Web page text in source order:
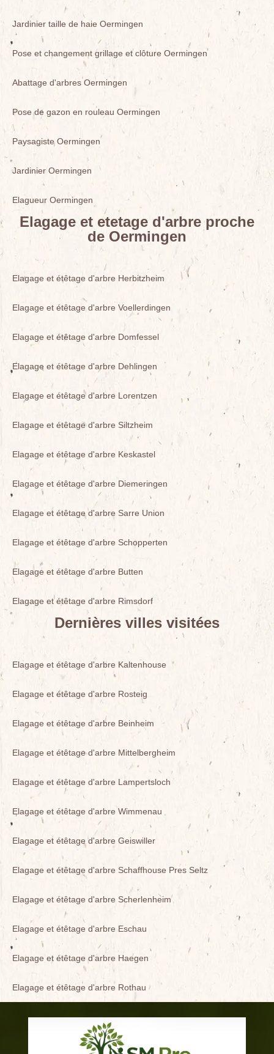
Jardinier taille de haie Oermingen
Pose et changement grillage et clôture Oermingen
Abattage d'arbres Oermingen
Pose de gazon en rouleau Oermingen
Paysagiste Oermingen
Jardinier Oermingen
Elagueur Oermingen
Elagage et etetage d'arbre proche
de Oermingen
Elagage et étêtage d'arbre Herbitzheim
Elagage et étêtage d'arbre Voellerdingen
Elagage et étêtage d'arbre Domfessel
Elagage et étêtage d'arbre Dehlingen
Elagage et étêtage d'arbre Lorentzen
Elagage et étêtage d'arbre Siltzheim
Elagage et étêtage d'arbre Keskastel
Elagage et étêtage d'arbre Diemeringen
Elagage et étêtage d'arbre Sarre Union
Elagage et étêtage d'arbre Schopperten
Elagage et étêtage d'arbre Butten
Elagage et étêtage d'arbre Rimsdorf
Dernières villes visitées
Elagage et étêtage d'arbre Kaltenhouse
Elagage et étêtage d'arbre Rosteig
Elagage et étêtage d'arbre Beinheim
Elagage et étêtage d'arbre Mittelbergheim
Elagage et étêtage d'arbre Lampertsloch
Elagage et étêtage d'arbre Wimmenau
Elagage et étêtage d'arbre Geiswiller
Elagage et étêtage d'arbre Schaffhouse Pres Seltz
Elagage et étêtage d'arbre Scherlenheim
Elagage et étêtage d'arbre Eschau
Elagage et étêtage d'arbre Haegen
Elagage et étêtage d'arbre Rothau